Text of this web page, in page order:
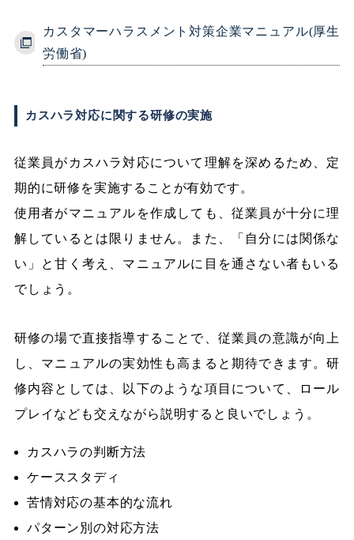
カスタマーハラスメント対策企業マニュアル(厚生
労働省)
カスハラ対応に関する研修の実施
従業員がカスハラ対応について理解を深めるため、定
期的に研修を実施することが有効です。
使用者がマニュアルを作成しても、従業員が十分に理
解しているとは限りません。また、「自分には関係な
い」と甘く考え、マニュアルに目を通さない者もいる
でしょう。
研修の場で直接指導することで、従業員の意識が向上
し、マニュアルの実効性も高まると期待できます。研
修内容としては、以下のような項目について、ロール
プレイなども交えながら説明すると良いでしょう。
カスハラの判断方法
ケーススタディ
苦情対応の基本的な流れ
パターン別の対応方法